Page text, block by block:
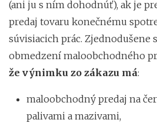
(ani ju s ním dohodnúť), ak je
predaj tovaru konečnému
súvisiacich prác. Zjednodušene
obmedzení maloobchodného
že výnimku zo zákazu má:
maloobchodný predaj na
palivami a mazivami,